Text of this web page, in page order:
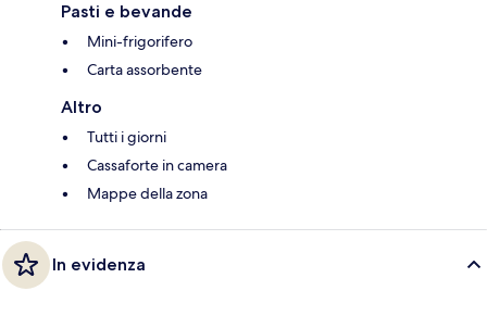
Pasti e bevande
Mini-frigorifero
Carta assorbente
Altro
Tutti i giorni
Cassaforte in camera
Mappe della zona
In evidenza